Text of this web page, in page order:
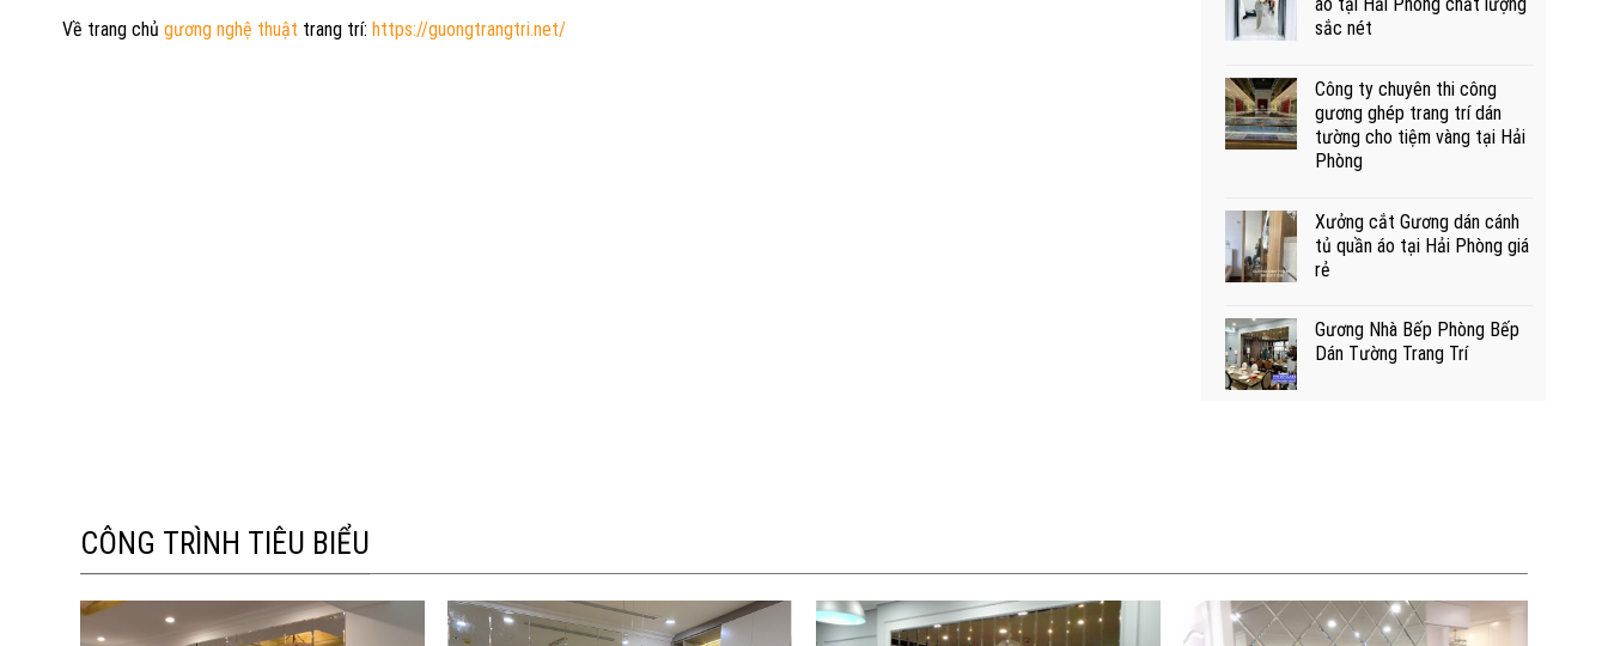
Về trang chủ gương nghệ thuật trang trí: https://guongtrangtri.net/
áo tại Hải Phòng chất lượng
sắc nét
Công ty chuyên thi công
gương ghép trang trí dán
tường cho tiệm vàng tại Hải
Phòng
Xưởng cắt Gương dán cánh
tủ quần áo tại Hải Phòng giá
rẻ
Gương Nhà Bếp Phòng Bếp
Dán Tường Trang Trí
CÔNG TRÌNH TIÊU BIỂU